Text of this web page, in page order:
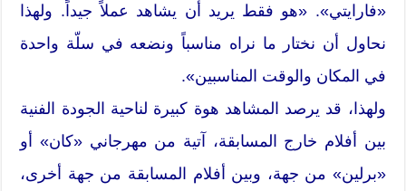
«فارايتي». «هو فقط يريد أن يشاهد عملاً جيداً. ولهذا
نحاول أن نختار ما نراه مناسباً ونضعه في سلّة واحدة
في المكان والوقت المناسبين».
ولهذا، قد يرصد المشاهد هوة كبيرة لناحية الجودة الفنية
بين أفلام خارج المسابقة، آتية من مهرجاني «كان» أو
«برلين» من جهة، وبين أفلام المسابقة من جهة أخرى،